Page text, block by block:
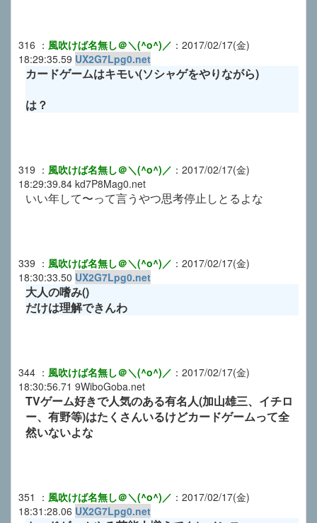
316 ： 風吹けば名無し＠＼(^o^)／ ： 2017/02/17(金)
18:29:35.59 UX2G7Lpg0.net
カードゲームはキモい(ソシャゲをやりながら)
は？
319 ： 風吹けば名無し＠＼(^o^)／ ： 2017/02/17(金)
18:29:39.84 kd7P8Mag0.net
いい年して〜って言うやつ思考停止しとるよな
339 ： 風吹けば名無し＠＼(^o^)／ ： 2017/02/17(金)
18:30:33.50 UX2G7Lpg0.net
大人の嗜み()
だけは理解できんわ
344 ： 風吹けば名無し＠＼(^o^)／ ： 2017/02/17(金)
18:30:56.71 9WiboGoba.net
TVゲーム好きで人気のある有名人(加山雄三、イチロ
ー、有野等)はたくさんいるけどカードゲームって全
然いないよな
351 ： 風吹けば名無し＠＼(^o^)／ ： 2017/02/17(金)
18:31:28.06 UX2G7Lpg0.net